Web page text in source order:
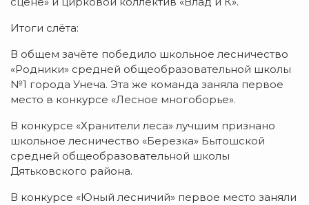
Итоги слёта:
В общем зачёте победило школьное лесничество
«Родники» средней общеобразовательной школы
№1 города Унеча. Эта же команда заняла первое
место в конкурсе «Лесное многоборье».
В конкурсе «Хранители леса» лучшим признано
школьное лесничество «Березка» Бытошской
средней общеобразовательной школы
Дятьковского района.
В конкурсе «Юный лесничий» первое место заняли